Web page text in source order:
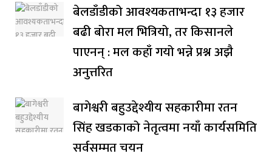
बेलडाँडीको आवश्यकताभन्दा १३ हजार
बढी बोरा मल भित्रियो, तर किसानले
पाएनन् : मल कहाँ गयो भन्ने प्रश्न अझै
अनुत्तरित
बागेश्वरी बहुउद्देश्यीय सहकारीमा रतन
सिंह खडकाको नेतृत्वमा नयाँ कार्यसमिति
सर्वसम्मत चयन